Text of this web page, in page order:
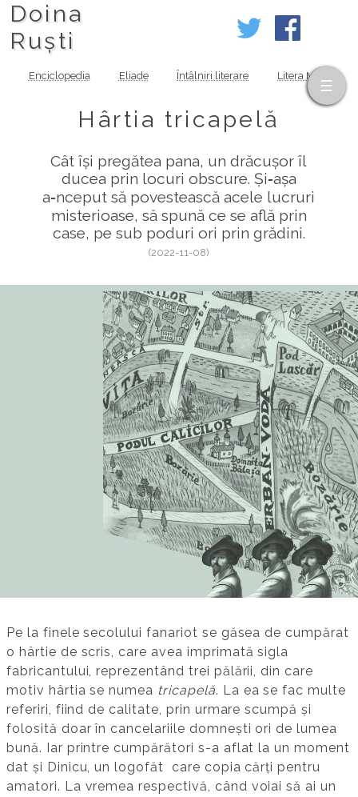
Doina
Ruști
Enciclopedia Eliade Întâlniri literare Litera MOV
Hârtia tricapelă
Cât își pregătea pana, un drăcușor îl
ducea prin locuri obscure. Și‑așa
a‑nceput să povestească acele lucruri
misterioase, să spună ce se află prin
case, pe sub poduri ori prin grădini.
(2022-11-08)
Pe la finele secolului fanariot se găsea de cumpărat
o hârtie de scris, care avea imprimată sigla
fabricantului, reprezentând trei pălării, din care
motiv hârtia se numea tricapelă. La ea se fac multe
referiri, fiind de calitate, prin urmare scumpă și
folosită doar în cancelariile domnești ori de lumea
bună. Iar printre cumpărători s-a aflat la un moment
dat și Dinicu, un logofăt care copia cărți pentru
amatori. La vremea respectivă, când voiai să ai un